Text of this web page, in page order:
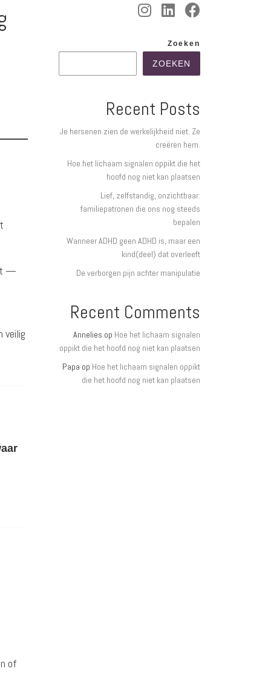
—
veilig
of
Zoeken
ZOEKEN
Recent Posts
Je hersenen zien de werkelijkheid niet. Ze
creëren hem.
Hoe het lichaam signalen oppikt die het
hoofd nog niet kan plaatsen
Lief, zelfstandig, onzichtbaar:
familiepatronen die ons nog steeds
bepalen
Wanneer ADHD geen ADHD is, maar een
kind(deel) dat overleeft
De verborgen pijn achter manipulatie
Recent Comments
Annelies op Hoe het lichaam signalen
oppikt die het hoofd nog niet kan plaatsen
Papa op Hoe het lichaam signalen oppikt
die het hoofd nog niet kan plaatsen